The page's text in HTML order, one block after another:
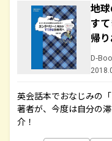
地
す
帰
D-
英会話本でおなじみの
著者が、今度は自分の
介！